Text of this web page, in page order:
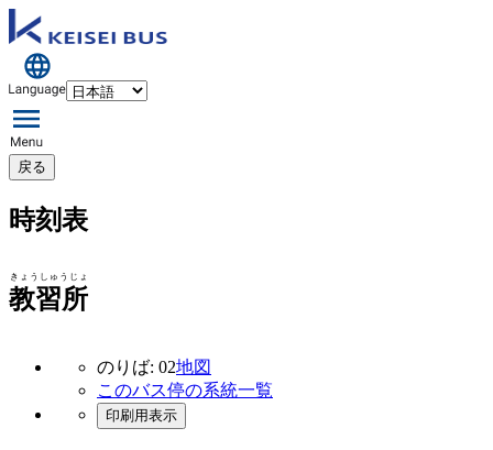
戻る
時刻表
教習所
きょうしゅうじょ
のりば: 02地図
このバス停の系統一覧
印刷用表示